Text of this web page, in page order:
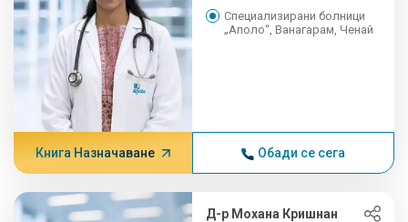
Специализирани болници
„Аполо“, Ванагарам, Ченай
Книга Назначаване Обади се сега
Д-р Мохана Кришнан